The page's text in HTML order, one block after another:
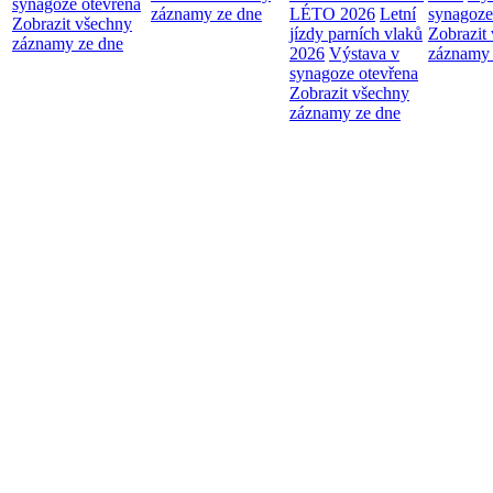
synagoze otevřena
Zobrazit všechny
záznamy ze dne
záznamy ze dne
LÉTO 2026 Letní
jízdy parních vlaků
2026 Výstava v
synagoze otevřena
Zobrazit všechny
záznamy ze dne
Zobrazit